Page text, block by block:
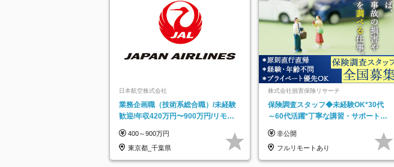
日本航空株式会社
業務企画職（技術系総合職）/未経験
歓迎/年収420万円〜900万円/リモー
400～900万円
東京都_千葉県
株式会社損害保険リサーチ
保険調査スタッフ◆未経験OK*30代
～60代活躍*丁寧な講習・サポートあ
託
非公開
フルリモートあり